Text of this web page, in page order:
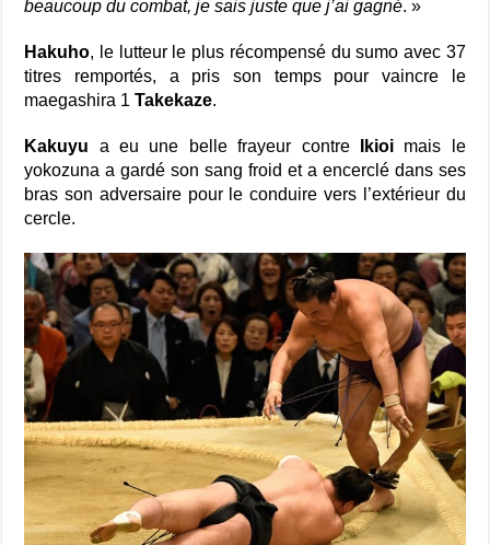
beaucoup du combat, je sais juste que j’ai gagné. »
Hakuho, le lutteur le plus récompensé du sumo avec 37
titres remportés, a pris son temps pour vaincre le
maegashira 1Takekaze.
Kakuyu a eu une belle frayeur contre Ikioimais le
yokozuna a gardé son sang froid et a encerclé dans ses
bras son adversaire pour le conduire vers l’extérieur du
cercle.